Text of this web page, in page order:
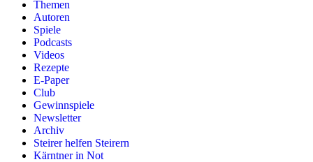
Themen
Autoren
Spiele
Podcasts
Videos
Rezepte
E-Paper
Club
Gewinnspiele
Newsletter
Archiv
Steirer helfen Steirern
Kärntner in Not